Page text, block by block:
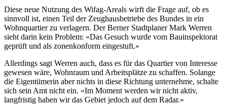
Diese neue Nutzung des Wifag-Areals wirft die Frage auf, ob es
sinnvoll ist, einen Teil der Zeughausbetriebe des Bundes in ein
Wohnquartier zu verlagern. Der Berner Stadtplaner Mark Werren
sieht darin kein Problem: «Das Gesuch wurde vom Bauinspektorat
geprüft und als zonenkonform eingestuft.»
Allerdings sagt Werren auch, dass es für das Quartier von Interesse
gewesen wäre, Wohnraum und Arbeitsplätze zu schaffen. Solange
die Eigentümerin aber nichts in diese Richtung unternehme, schalte
sich sein Amt nicht ein. «Im Moment werden wir nicht aktiv,
langfristig haben wir das Gebiet jedoch auf dem Radar.»